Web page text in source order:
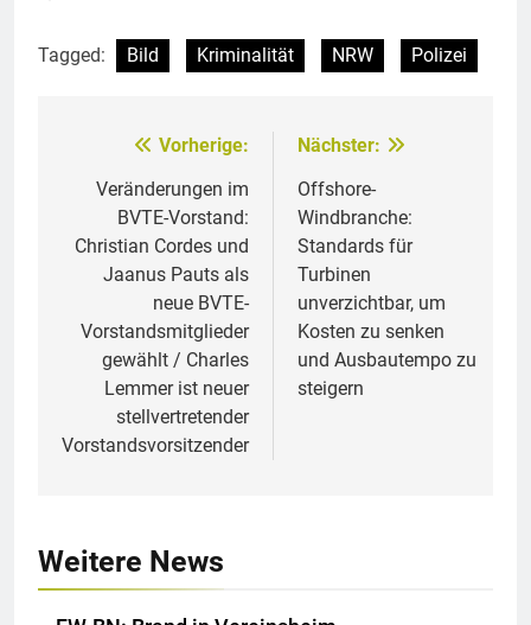
Tagged: Bild Kriminalität NRW Polizei
Beitragsnavigation
Vorherige:
Veränderungen im
BVTE-Vorstand:
Christian Cordes und
Jaanus Pauts als
neue BVTE-
Vorstandsmitglieder
gewählt / Charles
Lemmer ist neuer
stellvertretender
Vorstandsvorsitzender
Nächster:
Offshore-
Windbranche:
Standards für
Turbinen
unverzichtbar, um
Kosten zu senken
und Ausbautempo zu
steigern
Weitere News